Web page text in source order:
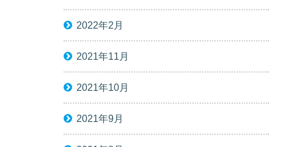
2022年2月
2021年11月
2021年10月
2021年9月